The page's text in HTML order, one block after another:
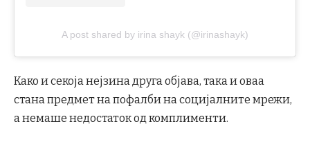
A post shared by irina shayk (@irinashayk)
Како и секоја нејзина друга објава, така и оваа
стана предмет на пофалби на социјалните мрежи,
а немаше недостаток од комплименти.